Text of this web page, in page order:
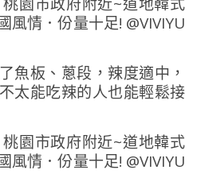
魚板、蔥段，辣度適中，
太能吃辣的人也能輕鬆接